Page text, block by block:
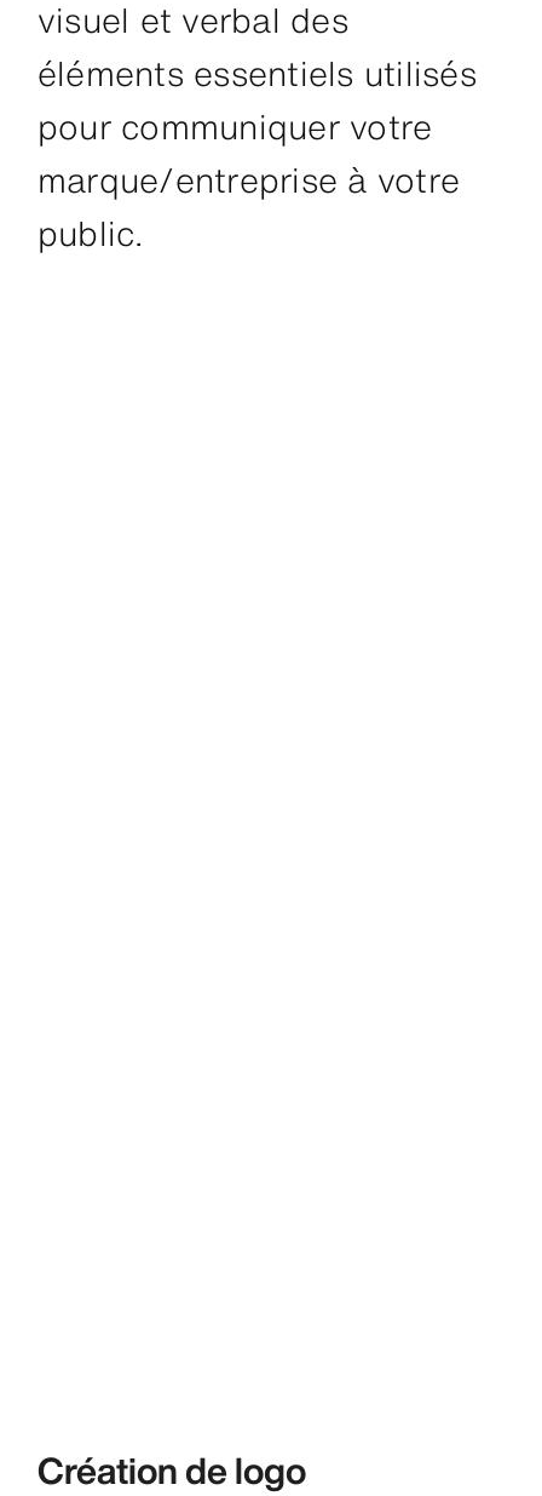
visuel et verbal des
éléments essentiels utilisés
pour communiquer votre
marque/entreprise à votre
public.
Création de logo